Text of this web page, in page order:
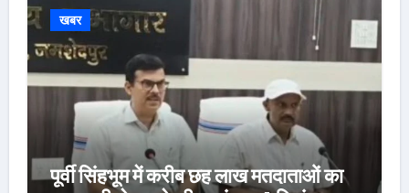
खबर
पूर्वी सिंहभूम में करीब छह लाख मतदाताओं का